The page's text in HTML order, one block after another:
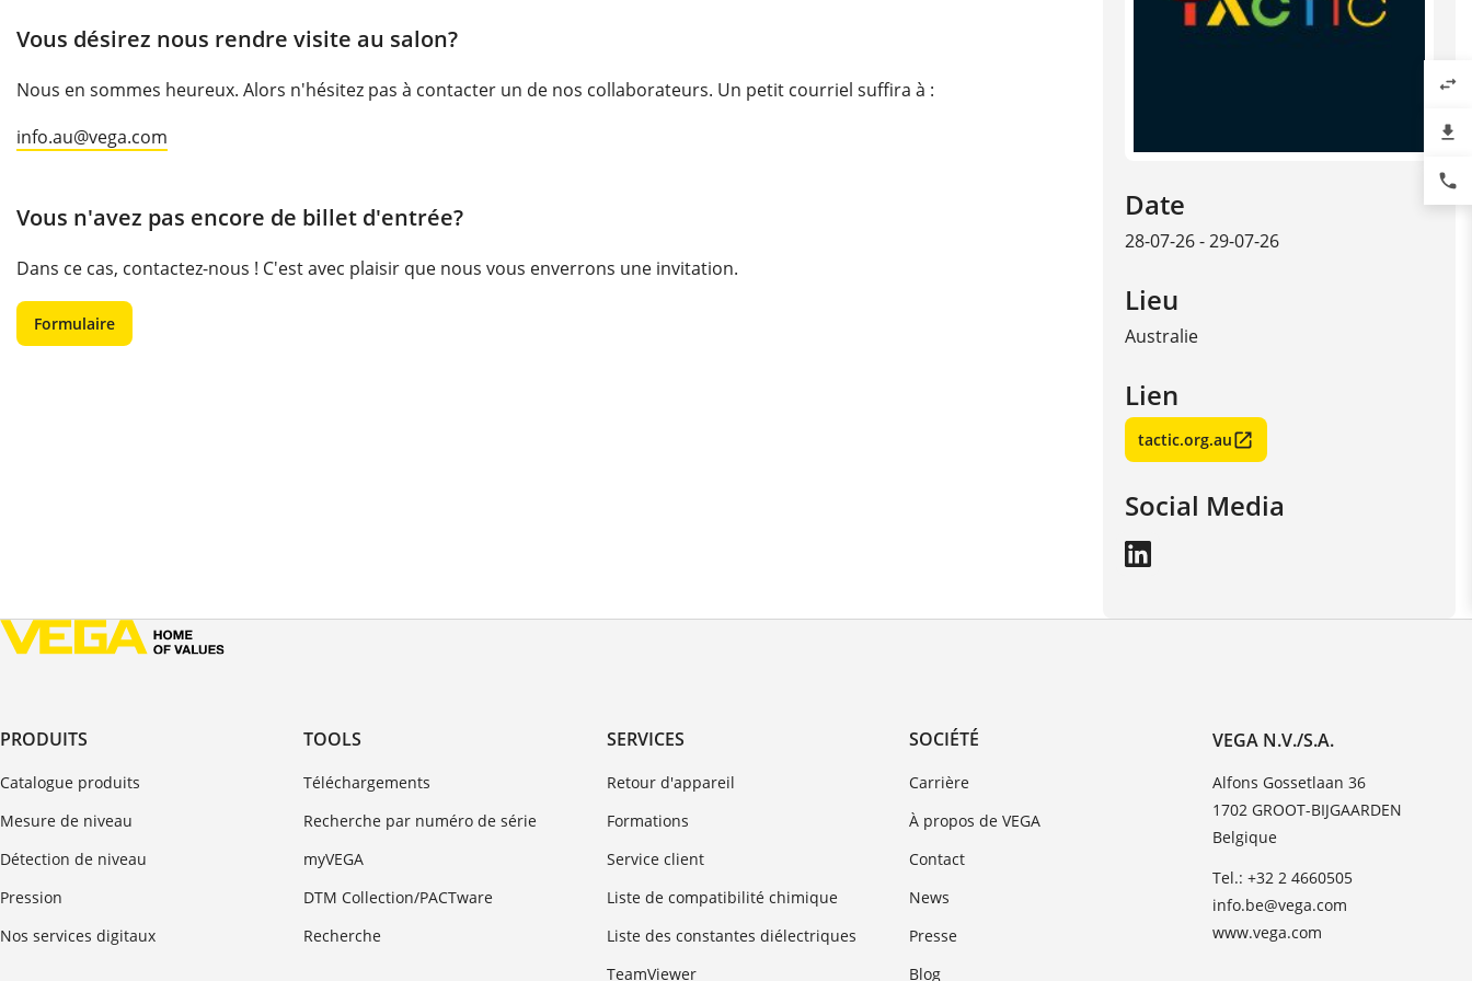
Vous désirez nous rendre visite au salon?
Nous en sommes heureux. Alors n'hésitez pas à contacter un de nos collaborateurs. Un petit courriel suffira à :
info.au@vega.com
Vous n'avez pas encore de billet d'entrée?
Dans ce cas, contactez-nous ! C'est avec plaisir que nous vous enverrons une invitation.
Formulaire
Date
28-07-26 - 29-07-26
Lieu
Australie
Lien
tactic.org.au
Social Media
PRODUITS
Catalogue produits
Mesure de niveau
Détection de niveau
Pression
Nos services digitaux
TOOLS
Téléchargements
Recherche par numéro de série
myVEGA
DTM Collection/PACTware
Recherche
SERVICES
Retour d'appareil
Formations
Service client
Liste de compatibilité chimique
Liste des constantes diélectriques
TeamViewer
SOCIÉTÉ
Carrière
À propos de VEGA
Contact
News
Presse
Blog
VEGA N.V./S.A.
Alfons Gossetlaan 36
1702 GROOT-BIJGAARDEN
Belgique
Tel.: +32 2 4660505
info.be@vega.com
www.vega.com
swap_horiz
file_download
phone